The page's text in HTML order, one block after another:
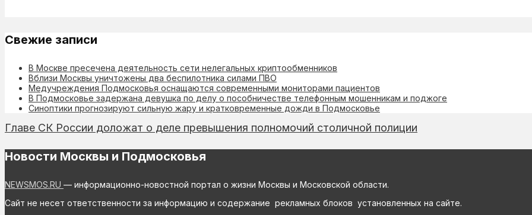
Свежие записи
В Москве пресечена деятельность сети нелегальных криптообменников
Вблизи Москвы уничтожены два беспилотника силами ПВО
Медучреждения Подмосковья оснащаются современными мониторами пациентов
В Подмосковье задержана девушка по делу о пособничестве телефонным мошенникам и поджоге
Синоптики прогнозируют сильную жару и кратковременные дожди в Подмосковье
Главе СК России доложат о деле превышения полномочий столичной полиции
Новости Москвы и Подмосковья
NEWSMOS.RU — информационно-новостной портал о жизни Москвы и Московской области.
Сайт не несет ответственности за информацию и содержание рекламных блоков установленных на сайте.